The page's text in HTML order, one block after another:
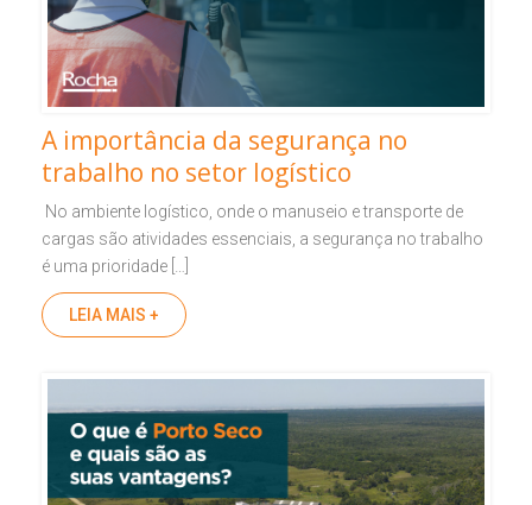
A importância da segurança no
trabalho no setor logístico
No ambiente logístico, onde o manuseio e transporte de
cargas são atividades essenciais, a segurança no trabalho
é uma prioridade […]
LEIA MAIS +